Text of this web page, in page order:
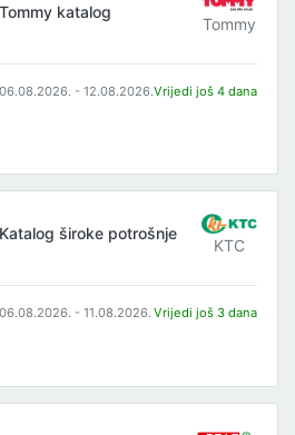
Tommy katalog
Tommy
06.08.2026. - 12.08.2026.Vrijedi još 4 dana
Katalog široke potrošnje
KTC
06.08.2026. - 11.08.2026. Vrijedi još 3 dana